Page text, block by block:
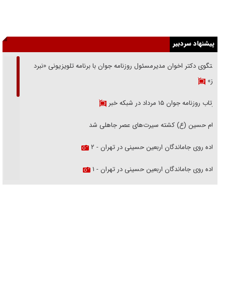
پیشنهاد سردبیر
گفتگوی دکتر اخوان مدیرمسئول روزنامه جوان با برنامه تلویزیونی «نبرد
هرمز»
بازتاب روزنامه جوان ۱۵ مرداد در شبکه خبر
امام حسین (ع) کشته سیرت‌های عصر جاهلی شد
پیاده روی جاماندگان اربعین حسینی در تهران - ۲
پیاده روی جاماندگان اربعین حسینی در تهران - ۱